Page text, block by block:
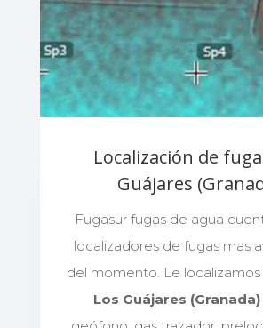
Localización de
Guájares
Fugasur fugas de agua
localizadores de fugas mas
del momento. Le localizamos
Los Guájares (Granada)